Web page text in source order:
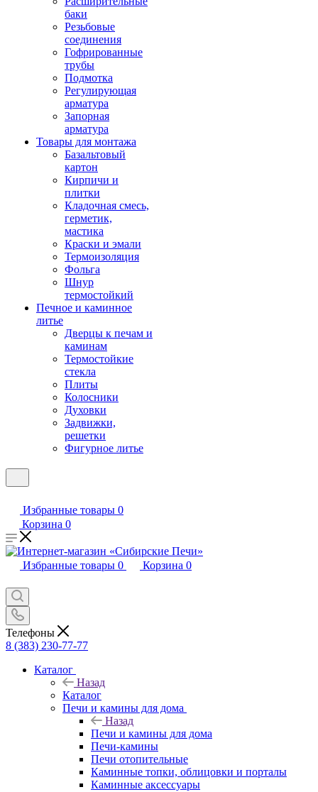
баки
Резьбовые
соединения
Гофрированные
трубы
Подмотка
Регулирующая
арматура
Запорная
арматура
Товары для монтажа
Базальтовый
картон
Кирпичи и
плитки
Кладочная смесь,
герметик,
мастика
Краски и эмали
Термоизоляция
Фольга
Шнур
термостойкий
Печное и каминное
литье
Дверцы к печам и
каминам
Термостойкие
стекла
Плиты
Колосники
Духовки
Задвижки,
решетки
Фигурное литье
Избранные товары 0
Корзина 0
Избранные товары 0 Корзина 0
Телефоны
8 (383) 230-77-77
Каталог
Назад
Каталог
Печи и камины для дома
Назад
Печи и камины для дома
Печи-камины
Печи отопительные
Каминные топки, облицовки и порталы
Каминные аксессуары